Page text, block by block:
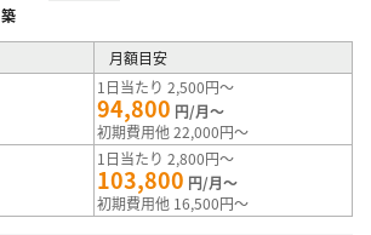
月額目安
1日当たり 2,500円～
94,800 円/月～
初期費用他 22,000円～
1日当たり 2,800円～
103,800 円/月～
初期費用他 16,500円～